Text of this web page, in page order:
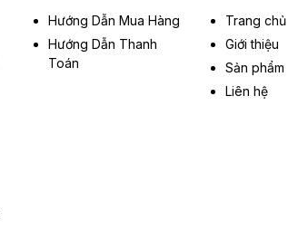
Hướng Dẫn Mua Hàng
Hướng Dẫn Thanh
Toán
Trang chủ
Giới thiệu
Sản phẩm
Liên hệ